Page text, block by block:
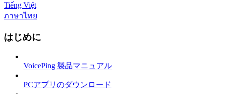
Tiếng Việt
ภาษาไทย
はじめに
VoicePing 製品マニュアル
PCアプリのダウンロード